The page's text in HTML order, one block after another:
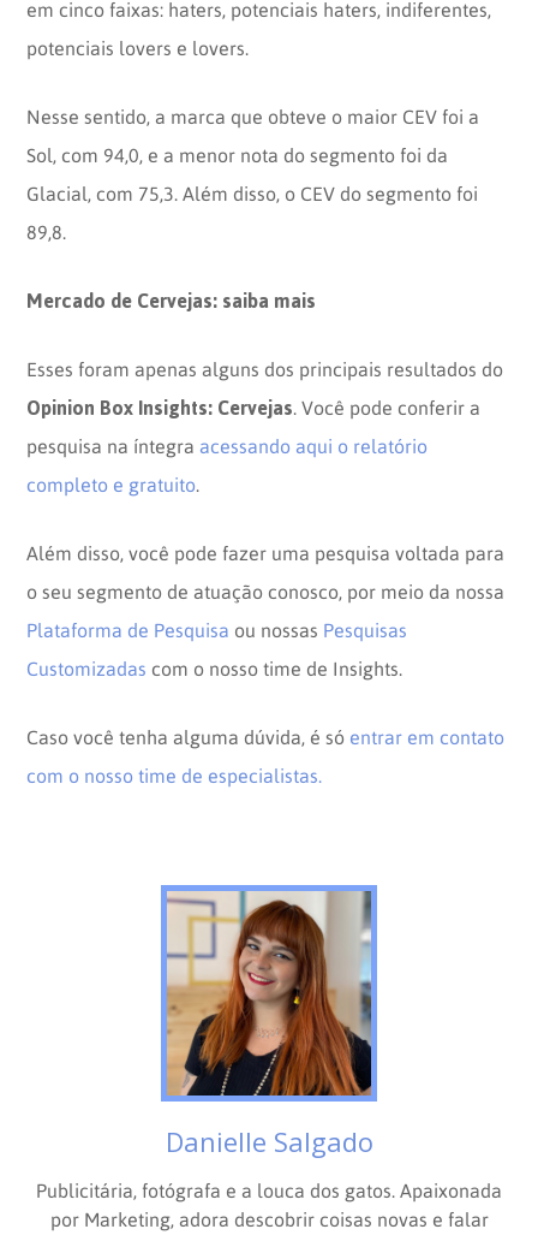
em cinco faixas: haters, potenciais haters, indiferentes,
potenciais lovers e lovers.
Nesse sentido, a marca que obteve o maior CEV foi a
Sol, com 94,0, e a menor nota do segmento foi da
Glacial, com 75,3. Além disso, o CEV do segmento foi
89,8.
Mercado de Cervejas: saiba mais
Esses foram apenas alguns dos principais resultados do
Opinion Box Insights: Cervejas . Você pode conferir a
pesquisa na íntegraacessando aqui o relatório
completo e gratuito
Além disso, você pode fazer uma pesquisa voltada para
o seu segmento de atuação conosco, por meio da nossa
Plataforma de Pesquisa ou nossas Pesquisas
Customizadas com o nosso time de Insights.
Caso você tenha alguma dúvida, é só entrar em contato
com o nosso time de especialistas.
Danielle Salgado
Publicitária, fotógrafa e a louca dos gatos. Apaixonada
por Marketing, adora descobrir coisas novas e falar